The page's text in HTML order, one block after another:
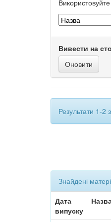
Вивести на
Результати 1-2
Знайдені
Дата
випуску